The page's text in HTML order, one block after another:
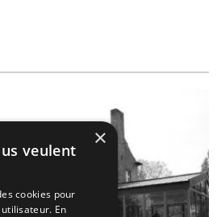
×
veulent
cookies pour
En